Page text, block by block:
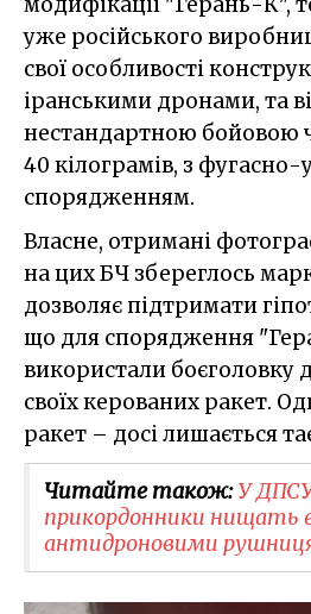
уже російського
свої особливості
іранськими дронами, та
нестандартною бойовою
40 кілограмів, з
спорядженням.
Власне, отримані
на цих БЧ збереглось
дозволяє підтримати
що для спорядження
використали боєголовку
своїх керованих ракет.
ракет – досі лишається
Читайте також:У ДПСУ
прикордонники нищать
антидроновими